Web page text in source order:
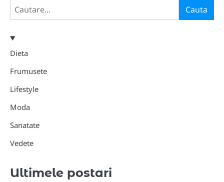
Search Cauta
Dieta
Frumusete
Lifestyle
Moda
Sanatate
Vedete
Ultimele postari